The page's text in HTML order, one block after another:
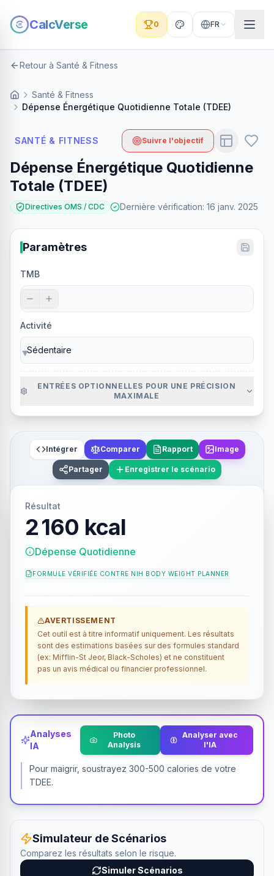
CalcVerse 0 FR
Retour à Santé & Fitness
Santé & Fitness
Dépense Énergétique Quotidienne Totale (TDEE)
SANTÉ & FITNESS Suivre l'objectif
Dépense Énergétique Quotidienne
Totale (TDEE)
Directives OMS / CDC Dernière vérification: 16 janv. 2025
Paramètres
TMB
Activité
▼
ENTRÉES OPTIONNELLES POUR UNE PRÉCISION
MAXIMALE
Intégrer Comparer Rapport Image
Partager Enregistrer le scénario
Résultat
2 160 kcal
Dépense Quotidienne
FORMULE VÉRIFIÉE CONTRE NIH BODY WEIGHT PLANNER
AVERTISSEMENT
Cet outil est à titre informatif uniquement. Les résultats
sont des estimations basées sur des formules standard
(ex: Mifflin-St Jeor, Black-Scholes) et ne constituent
pas un avis médical ou financier professionnel.
Analyses
IA
Photo
Analysis
Analyser avec
l'IA
Pour maigrir, soustrayez 300-500 calories de votre
TDEE.
Simulateur de Scénarios
Comparez les résultats selon le risque.
Simuler Scénarios